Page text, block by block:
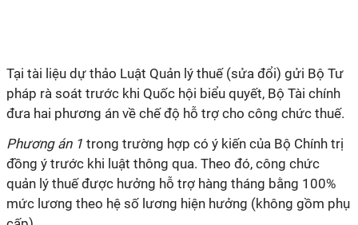
Tại tài liệu dự thảo Luật Quản lý thuế (sửa đổi) gửi Bộ Tư
pháp rà soát trước khi Quốc hội biểu quyết, Bộ Tài chính
đưa hai phương án về chế độ hỗ trợ cho công chức thuế.
Phương án 1 trong trường hợp có ý kiến của Bộ Chính trị
đồng ý trước khi luật thông qua. Theo đó, công chức
quản lý thuế được hưởng hỗ trợ hàng tháng bằng 100%
mức lương theo hệ số lương hiện hưởng (không gồm phụ